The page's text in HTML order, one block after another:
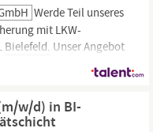
Werde Teil unseres
mit LKW-
Bielefeld. Unser Angebot
nach FS
und umfassende
und Weihnachtsgeld,
w/d) in BI-